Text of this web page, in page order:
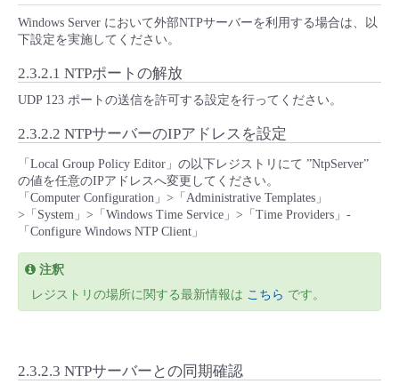
Windows Server において外部NTPサーバーを利用する場合は、以
下設定を実施してください。
2.3.2.1 NTPポートの解放
UDP 123 ポートの送信を許可する設定を行ってください。
2.3.2.2 NTPサーバーのIPアドレスを設定
「Local Group Policy Editor」の以下レジストリにて ”NtpServer”
の値を任意のIPアドレスへ変更してください。
「Computer Configuration」>「Administrative Templates」
>「System」>「Windows Time Service」>「Time Providers」-
「Configure Windows NTP Client」
注釈
レジストリの場所に関する最新情報は こちら です。
2.3.2.3 NTPサーバーとの同期確認